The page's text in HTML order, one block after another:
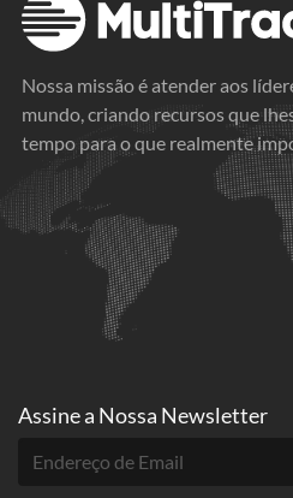
Nossa missão é atender aos
mundo, criando recursos que
tempo para o que realmente
Assine a Nossa Newsletter